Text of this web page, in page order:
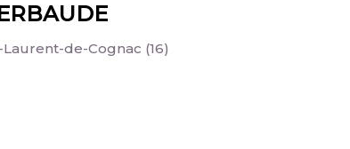
Laurent-de-Cognac (16)